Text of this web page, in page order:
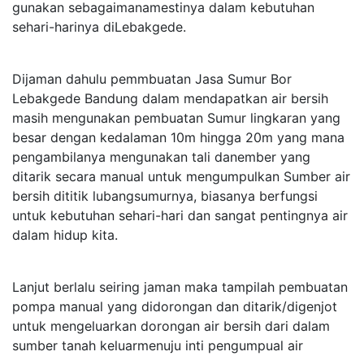
gunakan sebagaimanamestinya dalam kebutuhan
sehari-harinya diLebakgede.
Dijaman dahulu pemmbuatan Jasa Sumur Bor
Lebakgede Bandung dalam mendapatkan air bersih
masih mengunakan pembuatan Sumur lingkaran yang
besar dengan kedalaman 10m hingga 20m yang mana
pengambilanya mengunakan tali danember yang
ditarik secara manual untuk mengumpulkan Sumber air
bersih dititik lubangsumurnya, biasanya berfungsi
untuk kebutuhan sehari-hari dan sangat pentingnya air
dalam hidup kita.
Lanjut berlalu seiring jaman maka tampilah pembuatan
pompa manual yang didorongan dan ditarik/digenjot
untuk mengeluarkan dorongan air bersih dari dalam
sumber tanah keluarmenuju inti pengumpual air